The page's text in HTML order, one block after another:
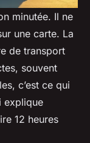
minutée. Il ne
une carte. La
de transport
souvent
c’est ce qui
explique
12 heures